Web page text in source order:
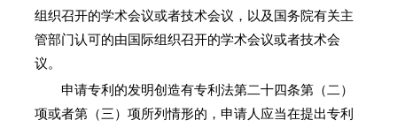
组织召开的学术会议或者技术会议，以及国务院有关主
管部门认可的由国际组织召开的学术会议或者技术会
议。
申请专利的发明创造有专利法第二十四条第（二）
项或者第（三）项所列情形的，申请人应当在提出专利